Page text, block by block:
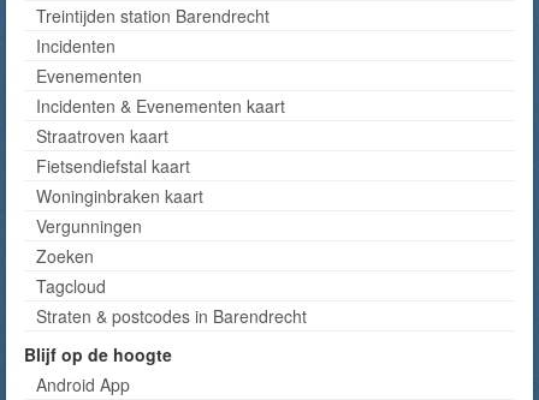
Treintijden station Barendrecht
Incidenten
Evenementen
Incidenten & Evenementen kaart
Straatroven kaart
Fietsendiefstal kaart
Woninginbraken kaart
Vergunningen
Zoeken
Tagcloud
Straten & postcodes in Barendrecht
Blijf op de hoogte
Android App